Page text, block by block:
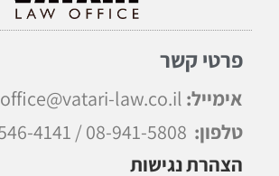
פרטי קשר
אימייל: office@vatari-law.co.il
טלפון:
הצהרת נגישות